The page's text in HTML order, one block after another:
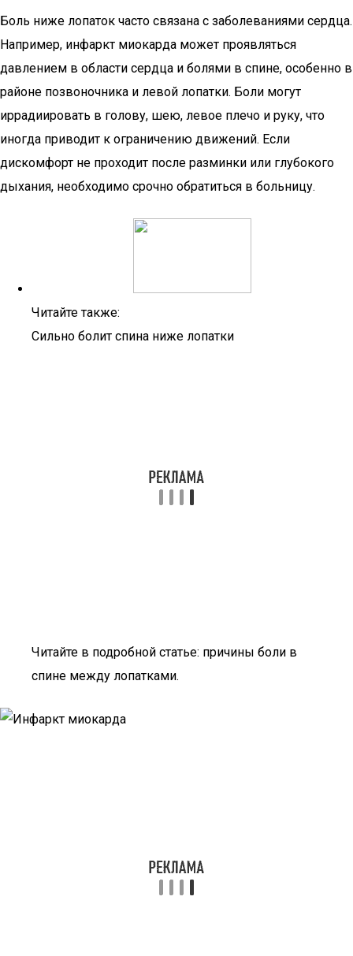
Боль ниже лопаток часто связана с заболеваниями сердца.
Например, инфаркт миокарда может проявляться
давлением в области сердца и болями в спине, особенно в
районе позвоночника и левой лопатки. Боли могут
иррадиировать в голову, шею, левое плечо и руку, что
иногда приводит к ограничению движений. Если
дискомфорт не проходит после разминки или глубокого
дыхания, необходимо срочно обратиться в больницу.
Читайте также:
Сильно болит спина ниже лопатки
Читайте в подробной статье: причины боли в
спине между лопатками.